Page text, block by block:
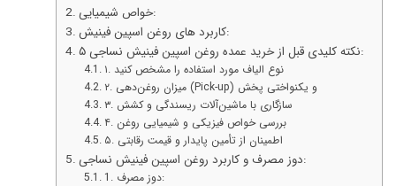
خواص شیمیایی:
کاربرد های روغن اسپین فینیش:
۵ نکته کلیدی قبل از خرید عمده روغن اسپین فینیش نساجی:
۱. نوع الیاف مورد استفاده را مشخص کنید
۲. میزان روغن‌دهی (Pick-up) و یکنواختی پخش
۳. سازگاری با ماشین‌آلات ریسندگی و کشش
۴. بررسی خواص فیزیکی و شیمیایی روغن
۵. اطمینان از تأمین پایدار و قیمت رقابتی
دوز مصرف و کاربرد روغن اسپین فینیش نساجی:
1. دوز مصرف: